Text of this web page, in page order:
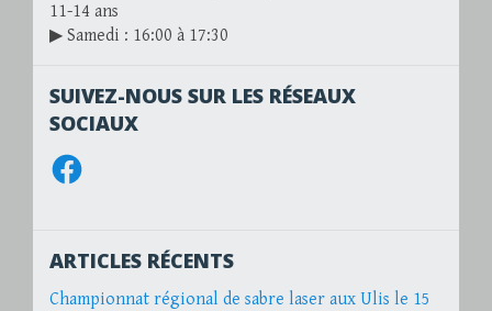
11-14 ans
▶ Samedi : 16:00 à 17:30
SUIVEZ-NOUS SUR LES RÉSEAUX
SOCIAUX
Facebook
ARTICLES RÉCENTS
Championnat régional de sabre laser aux Ulis le 15